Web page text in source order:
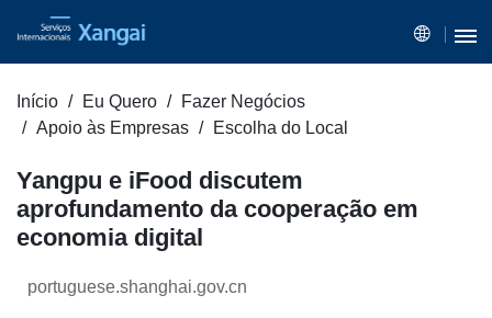
Início Eu Quero
Fazer Negócios
Apoio às Empresas
Escolha do Local
Yangpu e iFood discutem
aprofundamento da cooperação em
economia digital
portuguese.shanghai.gov.cn